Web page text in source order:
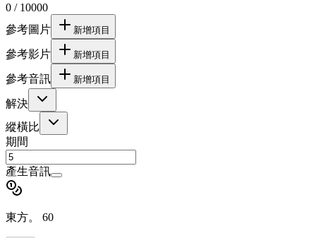
0 / 10000
參考圖片
新增項目
參考影片 新增項目
參考音訊 新增項目
解決
縱橫比
期間
產生音訊
東方。 60